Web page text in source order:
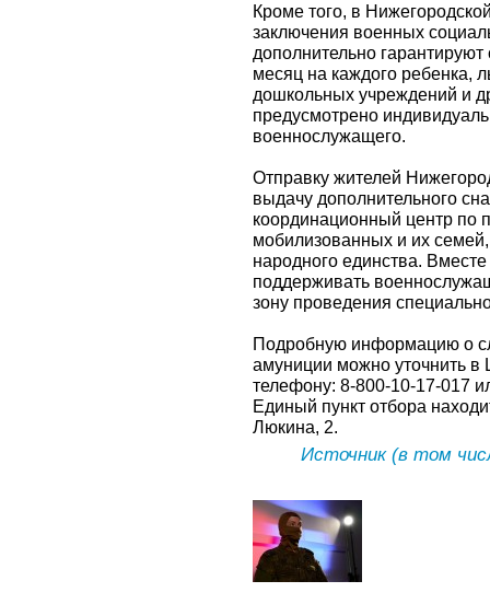
Кроме того, в
заключения военных
дополнительно
месяц на каждого ребенка,
дошкольных учреждений и
предусмотрено
военнослужащего.
Отправку жителей
выдачу дополнительного
координационный центр по
мобилизованных и их
народного единства.
поддерживать
зону проведения
Подробную информацию о
амуниции можно уточнить в
телефону: 8-800-10-17-017
Единый пункт отбора
Люкина, 2.
Источник (в том